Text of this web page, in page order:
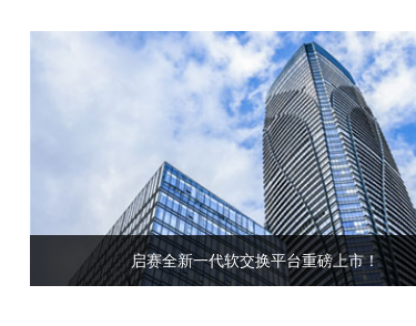
启赛全新一代软交换平台重磅上市！